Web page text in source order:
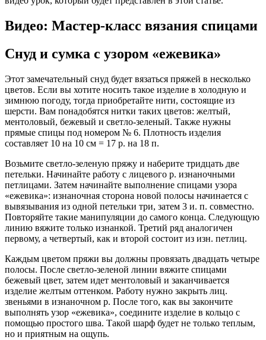
Видео: Мастер-класс вязания спицами
Снуд и сумка с узором «ежевика»
Этот замечательный снуд будет вязаться пряжей в несколько
цветов. Если вы хотите носить такое изделие в холодную и
зимнюю погоду, тогда приобретайте нити, состоящие из
шерсти. Вам понадобятся нитки таких цветов: желтый,
ментоловый, бежевый и светло-зеленый. Также нужны
прямые спицы под номером № 6. Плотность изделия
составляет 10 на 10 см = 17 р. на 18 п.
Возьмите светло-зеленую пряжу и наберите тридцать две
петельки. Начинайте работу с лицевого р. изнаночными
петлицами. Затем начинайте выполнение спицами узора
«ежевика»: изнаночная сторона новой полосы начинается с
вывязывания из одной петельки три, затем 3 и. п. совместно.
Повторяйте такие манипуляции до самого конца. Следующую
линию вяжите только изнанкой. Третий ряд аналогичен
первому, а четвертый, как и второй состоит из изн. петлиц.
Каждым цветом пряжи вы должны провязать двадцать четыре
полосы. После светло-зеленой линии вяжите спицами
бежевый цвет, затем идет ментоловый и заканчивается
изделие желтым оттенком. Работу нужно закрыть лиц.
звеньями в изнаночном р. После того, как вы закончите
выполнять узор «ежевика», соедините изделие в кольцо с
помощью простого шва. Такой шарф будет не только теплым,
но и приятным на ощупь.